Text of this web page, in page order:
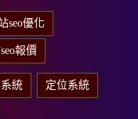
seo優化
報價
統 定位系統